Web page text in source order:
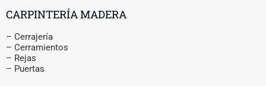
CARPINTERÍA MADERA
– Cerrajería
– Cerramientos
– Rejas
– Puertas